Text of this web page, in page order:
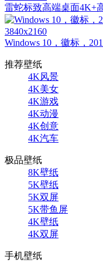
雷蛇标致高端桌面4K+
3840x2160
Windows 10，徽标，
推荐壁纸
4K风景
4K美女
4K游戏
4K动漫
4K创意
4K汽车
极品壁纸
8K壁纸
5K壁纸
5K双屏
5K带鱼屏
4K壁纸
4K双屏
手机壁纸